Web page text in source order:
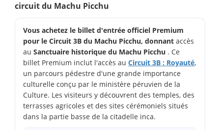
circuit du Machu Picchu
Vous achetez le billet d'entrée officiel Premium
pour le Circuit 3B du Machu Picchu, donnant accès
au Sanctuaire historique du Machu Picchu . Ce
billet Premium inclut l'accès au Circuit 3B : Royauté,
un parcours pédestre d'une grande importance
culturelle conçu par le ministère péruvien de la
Culture. Les visiteurs y découvrent des temples, des
terrasses agricoles et des sites cérémoniels situés
dans la partie basse de la citadelle inca.